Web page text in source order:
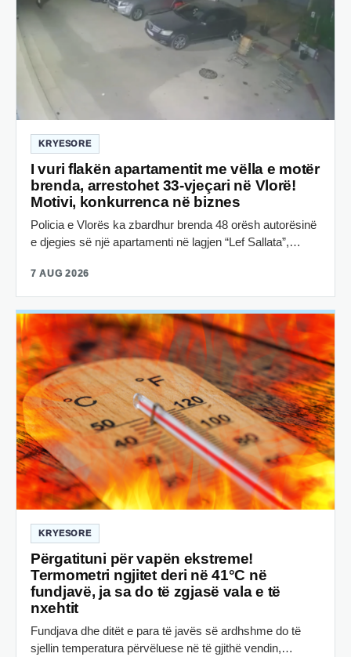
KRYESORE
I vuri flakën apartamentit me vëlla e motër
brenda, arrestohet 33-vjeçari në Vlorë!
Motivi, konkurrenca në biznes
Policia e Vlorës ka zbardhur brenda 48 orësh autorësinë
e djegies së një apartamenti në lagjen “Lef Sallata”,…
7 AUG 2026
KRYESORE
Përgatituni për vapën ekstreme!
Termometri ngjitet deri në 41°C në
fundjavë, ja sa do të zgjasë vala e të
nxehtit
Fundjava dhe ditët e para të javës së ardhshme do të
sjellin temperatura përvëluese në të gjithë vendin,…